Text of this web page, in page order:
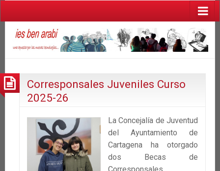
Corresponsales Juveniles Curso
2025-26
La Concejalía de Juventud
del Ayuntamiento de
Cartagena ha otorgado
dos Becas de